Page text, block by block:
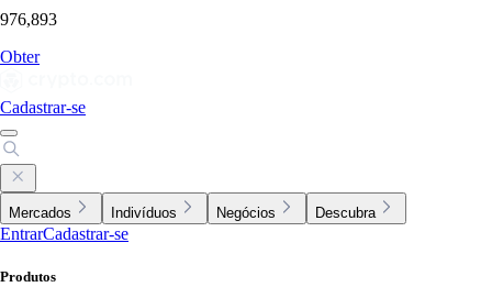
976,893
Obter
Cadastrar-se
Mercados Indivíduos Negócios Descubra
EntrarCadastrar-se
Produtos